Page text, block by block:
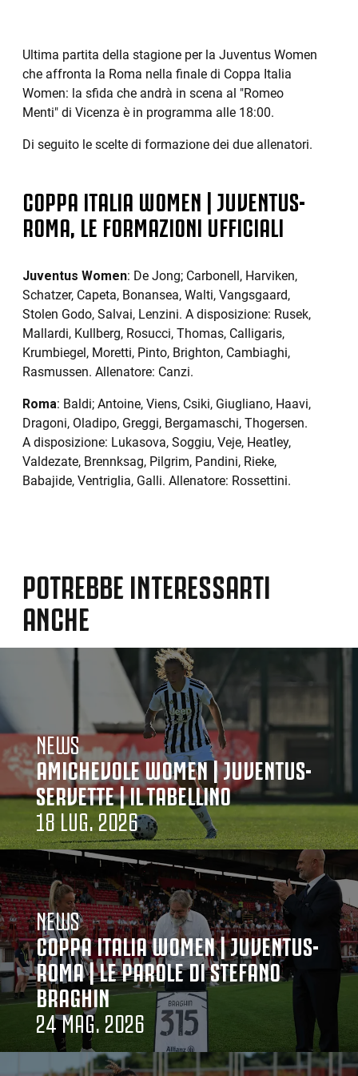
Ultima partita della stagione per la Juventus Women
che affronta la Roma nella finale di Coppa Italia
Women: la sfida che andrà in scena al "Romeo
Menti" di Vicenza è in programma alle 18:00.
Di seguito le scelte di formazione dei due allenatori.
COPPA ITALIA WOMEN | JUVENTUS-
ROMA, LE FORMAZIONI UFFICIALI
Juventus Women: De Jong; Carbonell, Harviken,
Schatzer, Capeta, Bonansea, Walti, Vangsgaard,
Stolen Godo, Salvai, Lenzini. A disposizione: Rusek,
Mallardi, Kullberg, Rosucci, Thomas, Calligaris,
Krumbiegel, Moretti, Pinto, Brighton, Cambiaghi,
Rasmussen. Allenatore: Canzi.
Roma: Baldi; Antoine, Viens, Csiki, Giugliano, Haavi,
Dragoni, Oladipo, Greggi, Bergamaschi, Thogersen.
A disposizione: Lukasova, Soggiu, Veje, Heatley,
Valdezate, Brennksag, Pilgrim, Pandini, Rieke,
Babajide, Ventriglia, Galli. Allenatore: Rossettini.
POTREBBE INTERESSARTI
ANCHE
NEWS
AMICHEVOLE WOMEN | JUVENTUS-
SERVETTE | IL TABELLINO
18 LUG. 2026
NEWS
COPPA ITALIA WOMEN | JUVENTUS-
ROMA | LE PAROLE DI STEFANO
BRAGHIN
24 MAG. 2026